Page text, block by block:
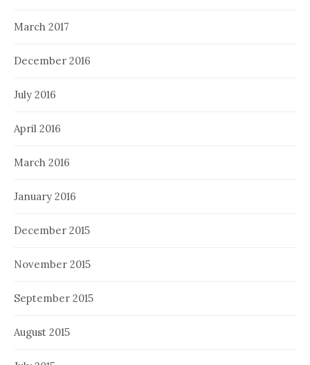
March 2017
December 2016
July 2016
April 2016
March 2016
January 2016
December 2015
November 2015
September 2015
August 2015